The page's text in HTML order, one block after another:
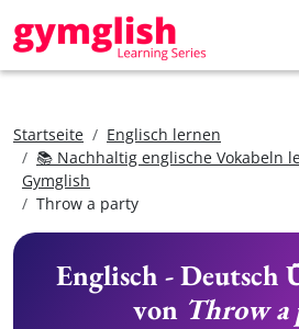
Startseite
Englisch lernen
📚 Nachhaltig englische Vokabeln
Gymglish
Throw a party
Englisch - Deutsch
von Throw a